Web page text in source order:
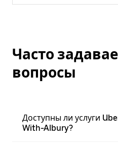
Часто
вопросы
Доступны ли услуги
With-Albury?